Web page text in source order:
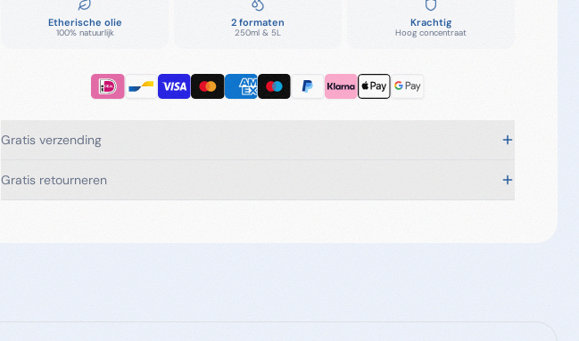
Etherische olie
100% natuurlijk
2 formaten
250ml & 5L
Krachtig
Hoog concentraat
Gratis verzending
Gratis retourneren